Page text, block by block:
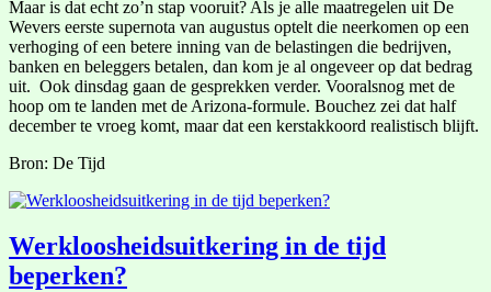
Maar is dat echt zo’n stap vooruit? Als je alle maatregelen uit De
Wevers eerste supernota van augustus optelt die neerkomen op een
verhoging of een betere inning van de belastingen die bedrijven,
banken en beleggers betalen, dan kom je al ongeveer op dat bedrag
uit. Ook dinsdag gaan de gesprekken verder. Vooralsnog met de
hoop om te landen met de Arizona-formule. Bouchez zei dat half
december te vroeg komt, maar dat een kerstakkoord realistisch blijft.
Bron: De Tijd
Werkloosheidsuitkering in de tijd
beperken?